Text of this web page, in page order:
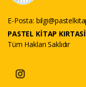
E-Posta:
PASTEL KİTAP
Tüm Hakları Saklıdır